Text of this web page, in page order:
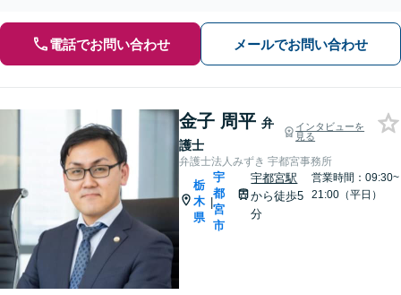
電話でお問い合わせ メールでお問い合わせ
金子 周平 弁
護士
インタビューを
見る
弁護士法人みずき 宇都宮事務所
栃
木
県
|
宇
都
宮
市
宇都宮駅
から徒歩5
分
営業時間：09:30~
21:00（平日）